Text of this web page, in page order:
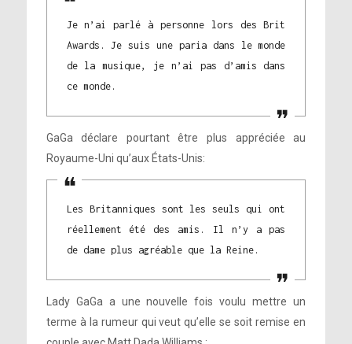
Je n’ai parlé à personne lors des Brit
Awards. Je suis une paria dans le monde
de la musique, je n’ai pas d’amis dans
ce monde.
GaGa déclare pourtant être plus appréciée au
Royaume-Uni qu’aux États-Unis:
Les Britanniques sont les seuls qui ont
réellement été des amis. Il n’y a pas
de dame plus agréable que la Reine.
Lady GaGa a une nouvelle fois voulu mettre un
terme à la rumeur qui veut qu’elle se soit remise en